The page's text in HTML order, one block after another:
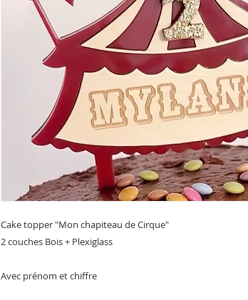
Cake topper "Mon chapiteau de Cirque"
2 couches Bois + Plexiglass
Avec prénom et chiffre